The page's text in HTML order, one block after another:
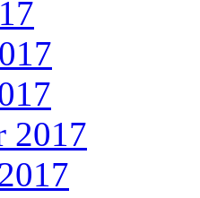
2017